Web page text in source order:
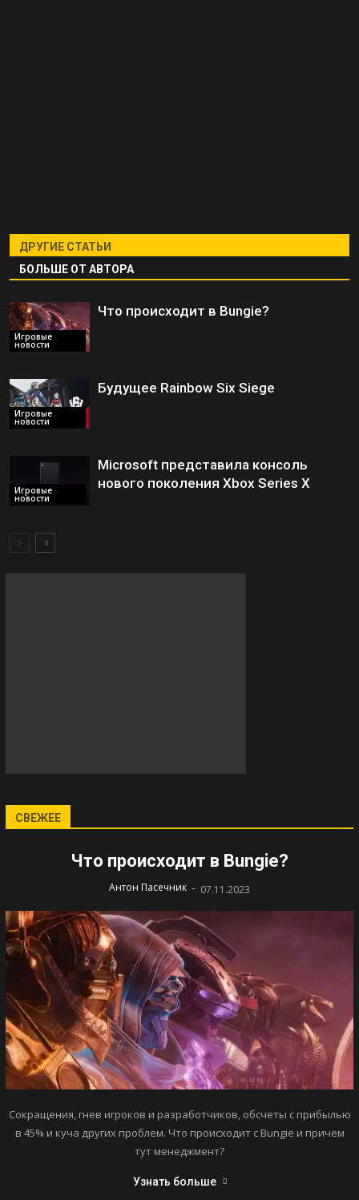
ДРУГИЕ СТАТЬИ
БОЛЬШЕ ОТ АВТОРА
Игровые
новости
Что происходит в Bungie?
Игровые
новости
Будущее Rainbow Six Siege
Игровые
новости
Microsoft представила консоль
нового поколения Xbox Series X
СВЕЖЕЕ
Что происходит в Bungie?
Антон Пасечник - 07.11.2023
Сокращения, гнев игроков и разработчиков, обсчеты с прибылью
в 45% и куча других проблем. Что происходит с Bungie и причем
тут менеджмент?
Узнать больше